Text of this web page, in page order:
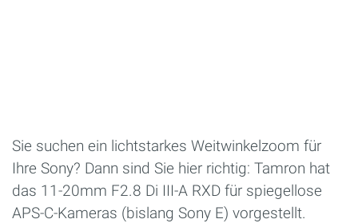
Sie suchen ein lichtstarkes Weitwinkelzoom für
Ihre Sony? Dann sind Sie hier richtig: Tamron hat
das 11-20mm F2.8 Di III-A RXD für spiegellose
APS-C-Kameras (bislang Sony E) vorgestellt.